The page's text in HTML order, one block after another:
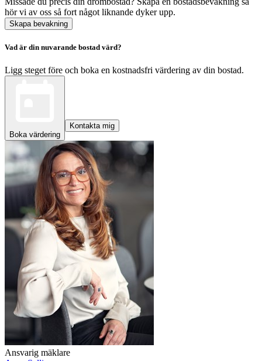
hör vi av oss så fort något liknande dyker upp.
Skapa bevakning
Vad är din nuvarande bostad värd?
Ligg steget före och boka en kostnadsfri värdering av din bostad.
Boka värdering
Kontakta mig
Ansvarig mäklare